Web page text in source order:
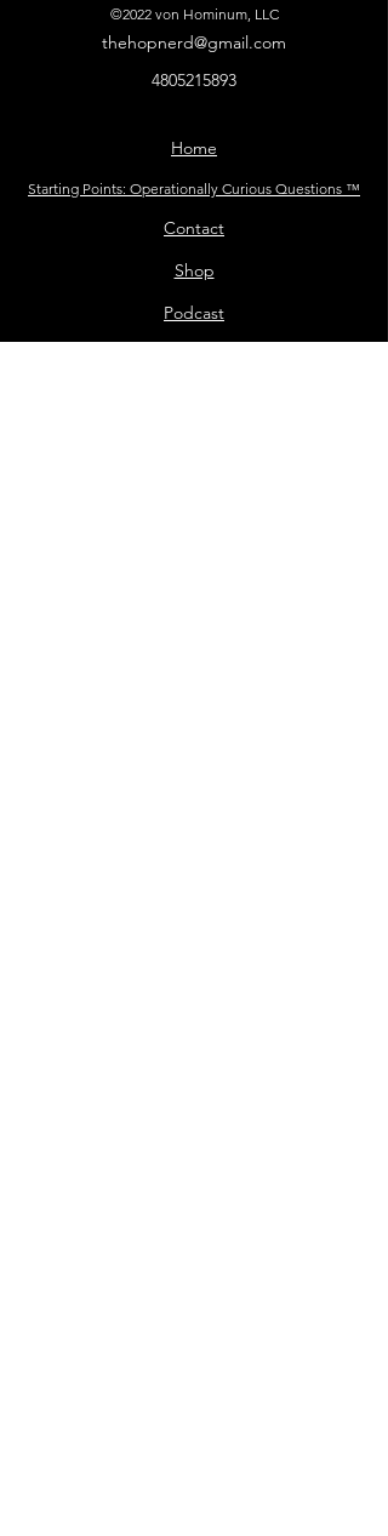
©2022 von Hominum, LLC
thehopnerd@gmail.com
4805215893
Home
Starting Points: Operationally Curious Questions ™
Contact
Shop
Podcast